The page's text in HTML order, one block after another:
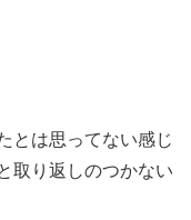
とは思ってない感じ
取り返しのつかない